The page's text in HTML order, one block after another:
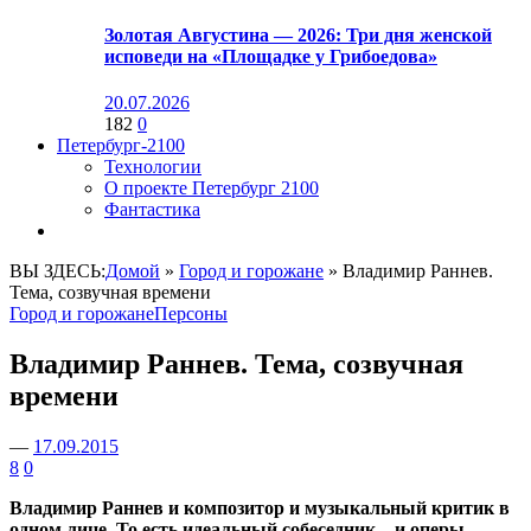
Золотая Августина — 2026: Три дня женской
исповеди на «Площадке у Грибоедова»
20.07.2026
182 0
Петербург-2100
Технологии
О проекте Петербург 2100
Фантастика
ВЫ ЗДЕСЬ:Домой » Город и горожане » Владимир Раннев.
Тема, созвучная времени
Город и горожанеПерсоны
Владимир Раннев. Тема, созвучная
времени
— 17.09.2015
8 0
Владимир Раннев и композитор и музыкальный критик в